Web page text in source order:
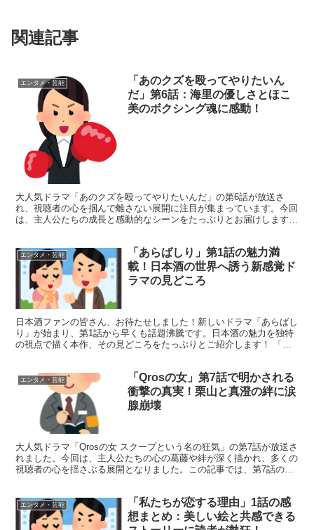
関連記事
エンタメ・芸能
「あのクズを殴ってやりたいん
だ」第6話：海里の優しさとほこ
美のボクシング魂に感動！
大人気ドラマ「あのクズを殴ってやりたいんだ」の第6話が放送さ
れ、視聴者の心を掴んで離さない展開に注目が集まっています。今回
は、主人公たちの成長と感動的なシーンをたっぷりとお届けします！
エンタメ・芸能
「あらばしり」第1話の魅力満
載！日本酒の世界へ誘う新感覚ド
ラマの見どころ
日本酒ファンの皆さん、お待たせしました！新しいドラマ「あらばし
り」が始まり、第1話から早くも話題沸騰です。日本酒の魅力を独特
の視点で描く本作、その見どころをたっぷりとご紹介します！ 「あ
エンタメ・芸能
「Qrosの女」第7話で明かされる
衝撃の真実！栗山と真澄の絆に涙
腺崩壊
大人気ドラマ「Qrosの女 スクープという名の狂気」の第7話が放送さ
れました。今回は、主人公たちの心の葛藤や絆が深く描かれ、多くの
視聴者の心を揺さぶる展開となりました。この記事では、第7話の見
エンタメ・芸能
「私たちが恋する理由」1話の感
想まとめ：美しい絵と共感できる